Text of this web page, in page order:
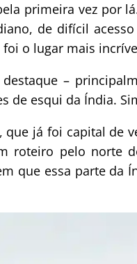
primeira vez por
de difícil
o lugar mais
–
de esqui da Índia.
que já foi capital de
roteiro pelo norte
que essa parte da